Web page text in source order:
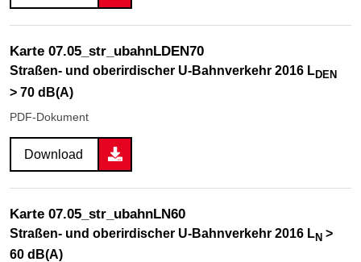
Karte 07.05_str_ubahnLDEN70
Straßen- und oberirdischer U-Bahnverkehr 2016 LDEN
> 70 dB(A)
PDF-Dokument
Download
Karte 07.05_str_ubahnLN60
Straßen- und oberirdischer U-Bahnverkehr 2016 LN >
60 dB(A)